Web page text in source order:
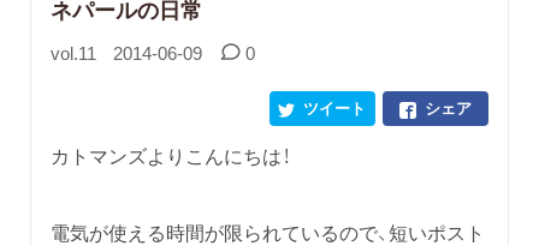
ネパールの日常
vol.11 2014-06-09 0
シェア
ツイート
カトマンズよりこんにちは！
電気が使える時間が限られているので、短いポスト